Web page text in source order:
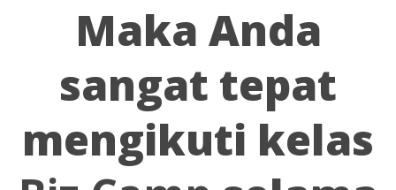
Maka Anda
sangat tepat
mengikuti kelas